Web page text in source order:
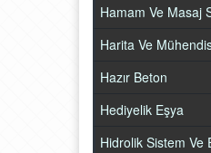
Hamam Ve Masaj
Harita Ve
Hazır Beton
Hediyelik Eşya
Hidrolik Sistem Ve